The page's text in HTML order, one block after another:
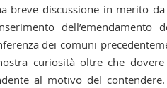
breve discussione in merito
dell’emendamento
dei comuni
curiosità oltre che
al motivo del